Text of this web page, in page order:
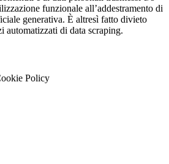
funzionale all’addestramento di
generativa. È altresì fatto divieto
automatizzati di data scraping.
Policy